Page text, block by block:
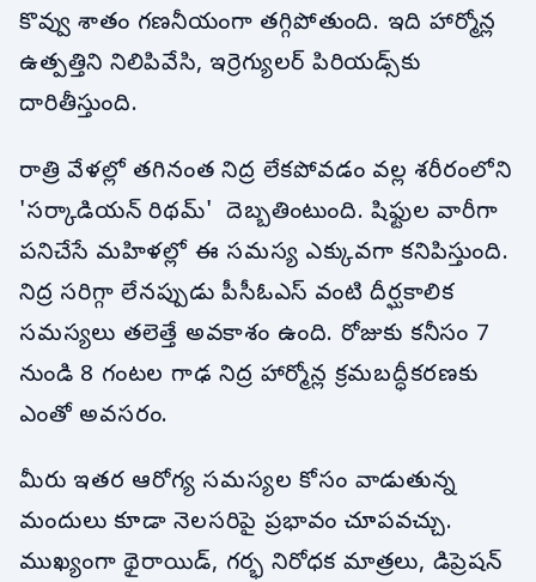
కొవ్వు శాతం గణనీయంగా తగ్గిపోతుంది. ఇది హార్మోన్ల
ఉత్పత్తిని నిలిపివేసి, ఇర్రెగ్యులర్ పిరియడ్స్‌కు
దారితీస్తుంది.
రాత్రి వేళల్లో తగినంత నిద్ర లేకపోవడం వల్ల శరీరంలోని
'సర్కాడియన్ రిథమ్' దెబ్బతింటుంది. షిఫ్టుల వారీగా
పనిచేసే మహిళల్లో ఈ సమస్య ఎక్కువగా కనిపిస్తుంది.
నిద్ర సరిగ్గా లేనప్పుడు పీసీఓఎస్ వంటి దీర్ఘకాలిక
సమస్యలు తలెత్తే అవకాశం ఉంది. రోజుకు కనీసం 7
నుండి 8 గంటల గాఢ నిద్ర హార్మోన్ల క్రమబద్ధీకరణకు
ఎంతో అవసరం.
మీరు ఇతర ఆరోగ్య సమస్యల కోసం వాడుతున్న
మందులు కూడా నెలసరిపై ప్రభావం చూపవచ్చు.
ముఖ్యంగా థైరాయిడ్, గర్భ నిరోధక మాత్రలు, డిప్రెషన్